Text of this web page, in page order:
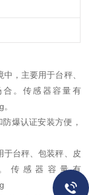
，主要用于台秤、
。传感器容量有
爆认证安装方便，
于台秤、包装秤、皮
传感器容量有